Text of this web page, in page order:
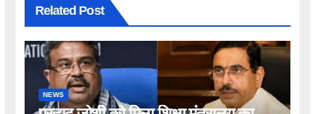
Related Post
NEWS